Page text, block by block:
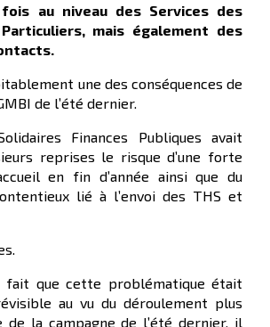
au niveau des Services des
mais également des
une des conséquences de
de l’été dernier.
Finances Publiques avait
reprises le risque d’une forte
en fin d’année ainsi que du
lié à l’envoi des THS et
fait que cette problématique était
au vu du déroulement plus
de la campagne de l’été dernier, il